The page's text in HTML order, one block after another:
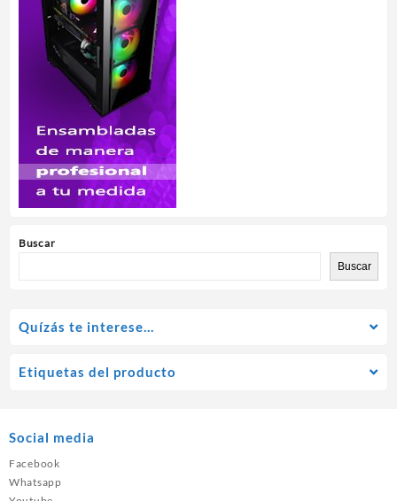
Buscar
Buscar
Quízás te interese…
Etiquetas del producto
Social media
Facebook
Whatsapp